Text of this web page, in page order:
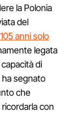
la Polonia
del
anni solo
legata
di
segnato
che
con